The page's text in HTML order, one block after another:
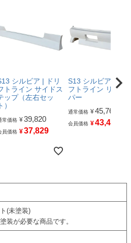
シルビア | ドリ
トライン サイドス
ップ（左右セッ
ト）
常価格 ¥39,820
員価格 ¥37,829
S13 シルビア | ドリ
フトライン リアバ
パー
通常価格 ¥45,760
会員価格 ¥43,472
(未塗装)
装が必要な商品です。